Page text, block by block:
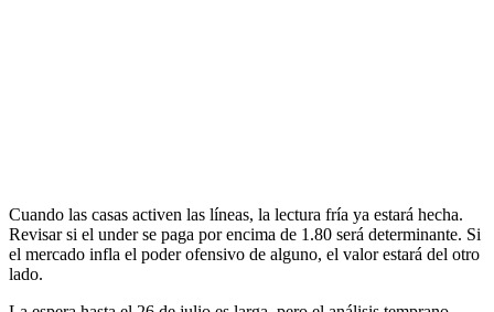
Cuando las casas activen las líneas, la lectura fría ya estará hecha.
Revisar si el under se paga por encima de 1.80 será determinante. Si
el mercado infla el poder ofensivo de alguno, el valor estará del otro
lado.